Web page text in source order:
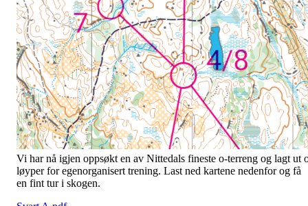
Vi har nå igjen oppsøkt en av Nittedals fineste o-terreng og lagt ut
løyper for egenorganisert trening. Last ned kartene nedenfor og få
en fint tur i skogen.